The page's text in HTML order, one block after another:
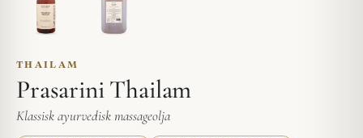
THAILAM
Prasarini Thailam
Klassisk ayurvedisk massageolja